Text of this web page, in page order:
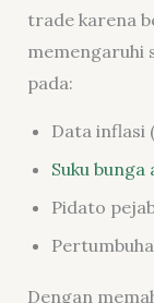
trade karena
memengaruhi
pada:
Data inflasi (
Suku bunga
Pidato
Dengan